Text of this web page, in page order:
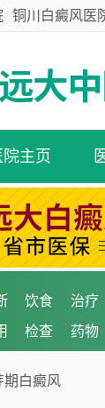
铜川白癜风医
院主页
饮食
治疗
检查 药物
期白癜风